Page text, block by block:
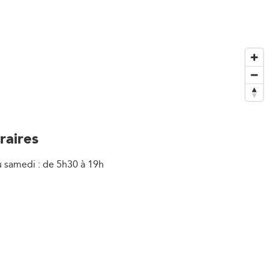
samedi : de 5h30 à 19h